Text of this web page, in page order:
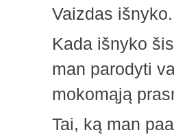
Vaizdas išnyko.
Kada išnyko
man parodyti
mokomąją
Tai, ką man